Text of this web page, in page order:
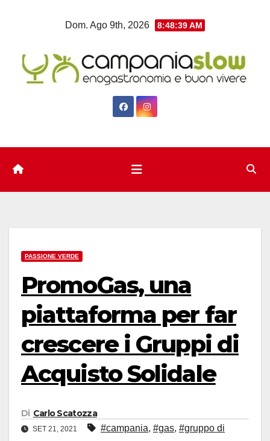
Dom. Ago 9th, 2026 8:48:39 AM
PASSIONE VERDE
PromoGas, una
piattaforma per far
crescere i Gruppi di
Acquisto Solidale
Di Carlo Scatozza
SET 21, 2021 #campania, #gas, #gruppo di